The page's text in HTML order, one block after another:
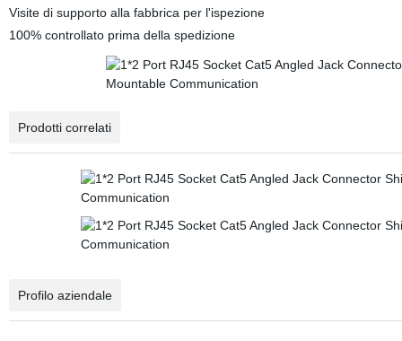
Visite di supporto alla fabbrica per l'ispezione
100% controllato prima della spedizione
Prodotti correlati
Profilo aziendale